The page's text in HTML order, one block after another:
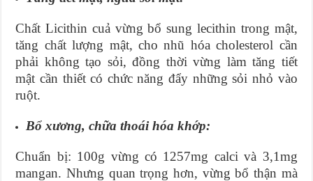
Chất Licithin cuả vừng bổ sung lecithin trong mật,
tăng chất lượng mật, cho nhũ hóa cholesterol cần
phải không tạo sỏi, đồng thời vừng làm tăng tiết
mật cần thiết có chức năng đẩy những sỏi nhỏ vào
ruột.
Bổ xương, chữa thoái hóa khớp:
Chuẩn bị: 100g vừng có 1257mg calci và 3,1mg
mangan. Nhưng quan trọng hơn, vừng bổ thận mà